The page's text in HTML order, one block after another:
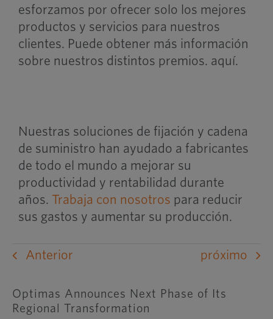
esforzamos por ofrecer solo los mejores
productos y servicios para nuestros
clientes. Puede obtener más información
sobre nuestros distintos premios. aquí.
Nuestras soluciones de fijación y cadena
de suministro han ayudado a fabricantes
de todo el mundo a mejorar su
productividad y rentabilidad durante
años. Trabaja con nosotros para reducir
sus gastos y aumentar su producción.
Anterior próximo
Optimas Announces Next Phase of Its
Regional Transformation